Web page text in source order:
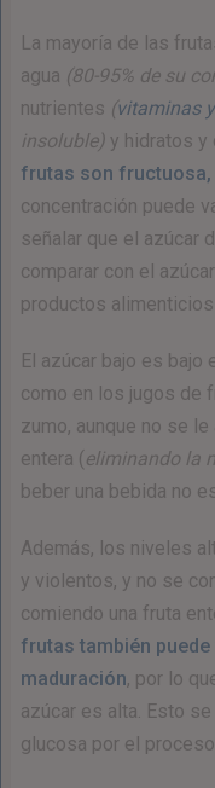
La mayoría de las
agua (80-95% de su
nutrientes (vitaminas
insoluble)y hidratos y
frutas son
concentración puede
señalar que el azúcar
comparar con el
productos
El azúcar bajo es bajo
como en los jugos de
zumo, aunque no se
entera (eliminando la
beber una bebida no
Además, los niveles
y violentos, y no se
comiendo una fruta
frutas también
maduración, por lo
azúcar es alta. Esto
glucosa por el